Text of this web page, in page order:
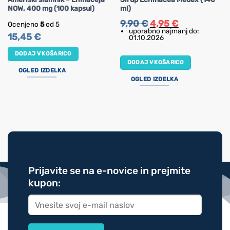
NOW, 400 mg (100 kapsul)
Ocenjeno5od 5
15,45€
DODAJ V KOŠARICO
OGLED IZDELKA
ml)
9,90€ Izvirna
cena
je
bila:
4,95€Trenutna
cena
je:
uporabno najmanj do:
01.10.2026
DODAJ V KOŠARICO
OGLED IZDELKA
Prijavite se na e-novice in prejmite
kupon: